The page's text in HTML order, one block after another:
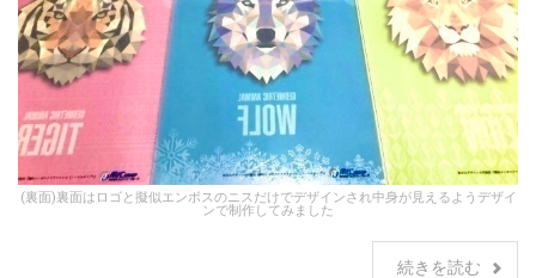
(裏面)裏面はロゴと擬似エンボスのニスだけでデザインされ中身が見えるようデザイ
ンで制作してみました
続きを読む